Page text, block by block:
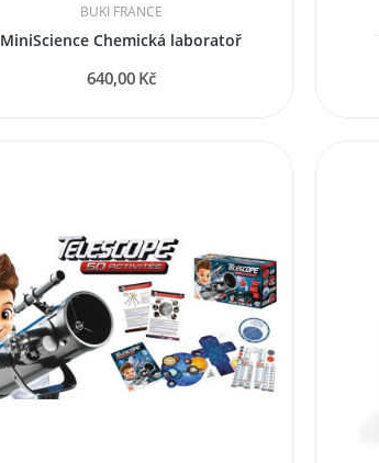
BUKI FRANCE
MiniScience Chemická laboratoř
640,00 Kč